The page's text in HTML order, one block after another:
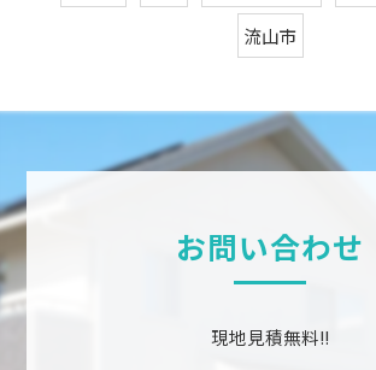
流山市
お問い合わせ
現地見積無料!!